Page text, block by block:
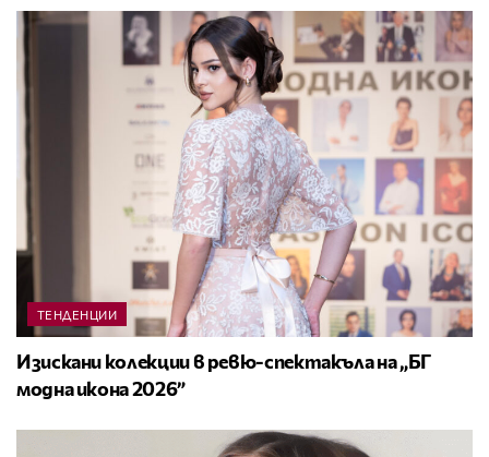
ТЕНДЕНЦИИ
Изискани колекции в ревю-спектакъла на „БГ
модна икона 2026”